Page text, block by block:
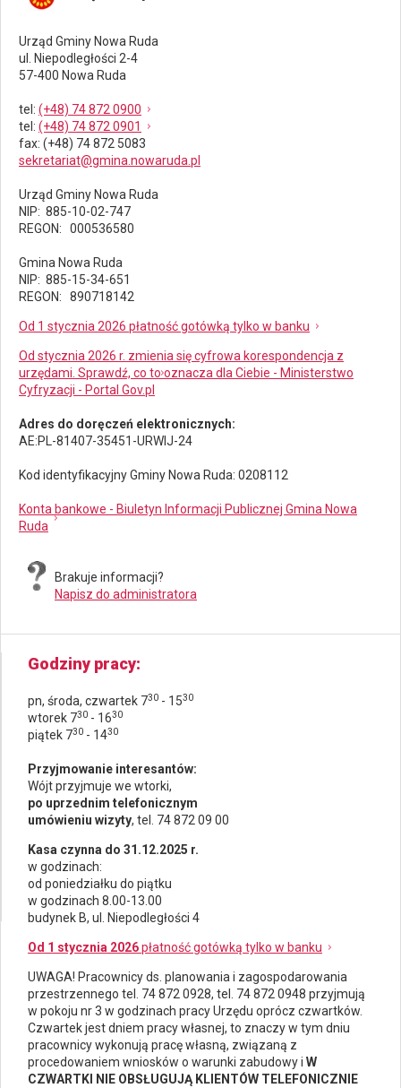
Urząd Gminy Nowa Ruda
ul. Niepodległości 2-4
57-400 Nowa Ruda
tel : (+48) 74 872 0900
tel : (+48) 74 872 0901
fax: (+48) 74 872 5083
sekretariat@gmina.nowaruda.pl
Urząd Gminy Nowa Ruda
NIP: 885-10-02-747
REGON: 000536580
Gmina Nowa Ruda
NIP: 885-15-34-651
REGON: 890718142
Od 1 stycznia 2026 płatność gotówką tylko w banku
Od stycznia 2026 r. zmienia się cyfrowa korespondencja z
urzędami. Sprawdź, co to oznacza dla Ciebie - Ministerstwo
Cyfryzacji - Portal Gov.pl
Adres do doręczeń elektronicznych:
AE:PL-81407-35451-URWIJ-24
Kod identyfikacyjny Gminy Nowa Ruda: 0208112
Konta bankowe - Biuletyn Informacji Publicznej Gmina Nowa
Ruda
Brakuje informacji?
Napisz do administratora
Godziny pracy
pn, środa, czwartek 730 - 1530
wtorek 730 - 1630
piątek 730 - 1430
Przyjmowanie interesantów:
Wójt przyjmuje we wtorki,
po uprzednim telefonicznym
umówieniu wizyty, tel. 74 872 09 00
Kasa czynna do 31.12.2025 r.
w godzinach:
od poniedziałku do piątku
w godzinach 8.00-13.00
budynek B, ul. Niepodległości 4
Od 1 stycznia 2026płatność gotówką tylko w banku
UWAGA! Pracownicy ds. planowania i zagospodarowania
przestrzennego tel. 74 872 0928, tel. 74 872 0948 przyjmują
w pokoju nr 3 w godzinach pracy Urzędu oprócz czwartków.
Czwartek jest dniem pracy własnej, to znaczy w tym dniu
pracownicy wykonują pracę własną, związaną z
procedowaniem wniosków o warunki zabudowy i W
CZWARTKI NIE OBSŁUGUJĄ KLIENTÓW TELEFONICZNIE